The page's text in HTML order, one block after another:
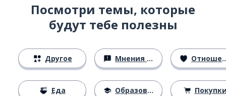
Посмотри темы, которые
будут тебе полезны
Другое
Еда
Мнения и убеждения
Образование
Отношения